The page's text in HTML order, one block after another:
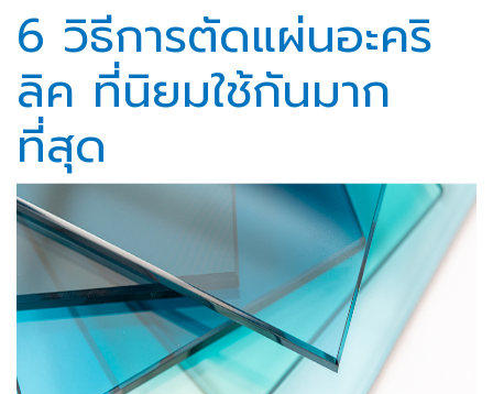
6 วิธีการตัดแผ่นอะคริ
ลิค ที่นิยมใช้กันมาก
ที่สุด